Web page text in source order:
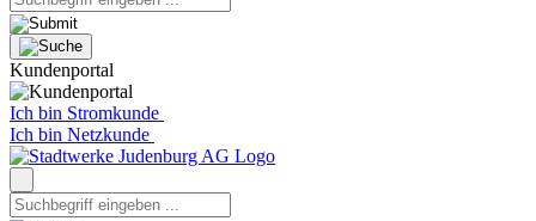
Kundenportal
Ich bin Stromkunde
Ich bin Netzkunde